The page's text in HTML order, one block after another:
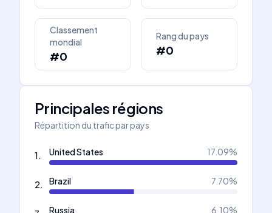
Classement
mondial
#0
Rang du pays
#0
Principales régions
Répartition du trafic par pays
1. United States 17.09%
2. Brazil 7.70%
Russia 6.10%